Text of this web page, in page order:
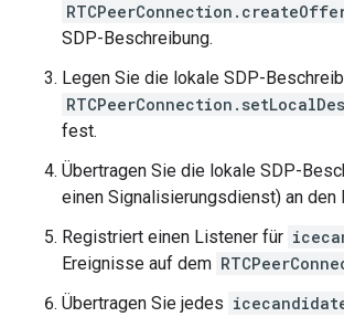
SDP-Beschreibung.
Legen Sie die lokale SDP-
fest.
Übertragen Sie die lokale SDP-
einen Signalisierungsdienst) an den
Registriert einen Listener für
Ereignisse auf dem
Übertragen Sie jedes